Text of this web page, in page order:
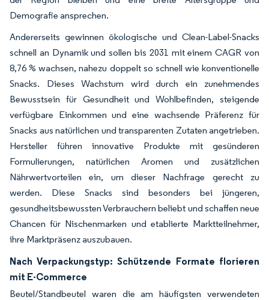
Demografie ansprechen.
Andererseits gewinnen ökologische und Clean-Label-Snacks
schnell an Dynamik und sollen bis 2031 mit einem CAGR von
8,76 % wachsen, nahezu doppelt so schnell wie konventionelle
Snacks. Dieses Wachstum wird durch ein zunehmendes
Bewusstsein für Gesundheit und Wohlbefinden, steigende
verfügbare Einkommen und eine wachsende Präferenz für
Snacks aus natürlichen und transparenten Zutaten angetrieben.
Hersteller führen innovative Produkte mit gesünderen
Formulierungen, natürlichen Aromen und zusätzlichen
Nährwertvorteilen ein, um dieser Nachfrage gerecht zu
werden. Diese Snacks sind besonders bei jüngeren,
gesundheitsbewussten Verbrauchern beliebt und schaffen neue
Chancen für Nischenmarken und etablierte Marktteilnehmer,
ihre Marktpräsenz auszubauen.
Nach Verpackungstyp: Schützende Formate florieren
mit E-Commerce
Beutel/Standbeutel waren die am häufigsten verwendeten